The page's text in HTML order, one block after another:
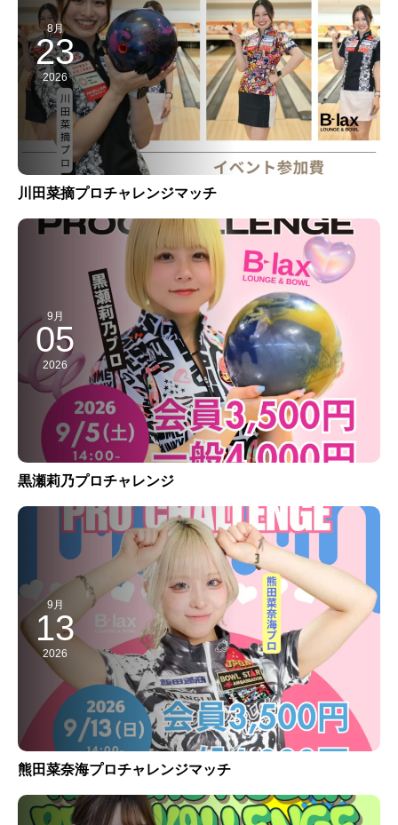
8月
23
2026
川田菜摘プロチャレンジマッチ
9月
05
2026
黒瀬莉乃プロチャレンジ
9月
13
2026
熊田菜奈海プロチャレンジマッチ